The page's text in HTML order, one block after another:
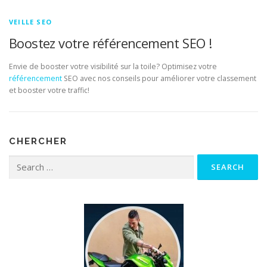
VEILLE SEO
Boostez votre référencement SEO !
Envie de booster votre visibilité sur la toile? Optimisez votre
référencement SEO avec nos conseils pour améliorer votre classement
et booster votre traffic!
CHERCHER